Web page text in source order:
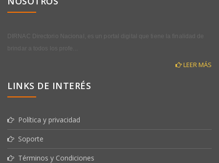
DIRNAC Directorio Nacional, es un portal digital que tiene la finalidad de
brindar a todos los profe...
LEER MÁS
LINKS DE INTERÉS
Política y privacidad
Soporte
Términos y Condiciones